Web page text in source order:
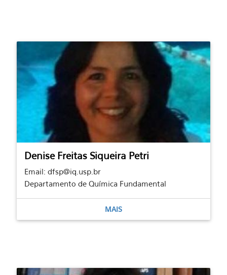
Denise Freitas Siqueira Petri
Email: dfsp@iq.usp.br
Departamento de Química Fundamental
MAIS